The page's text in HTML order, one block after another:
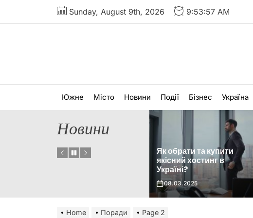
Sunday, August 9th, 2026 9:53:59 AM
Южне Місто Новини Події Бізнес Україна
Новини
Як обрати та купити
якісний хостинг в
Як підібрати чохол
поворотний для iPhone
16 Pro: зручність і
функціональність
20.02.2025
Home Поради Page 2